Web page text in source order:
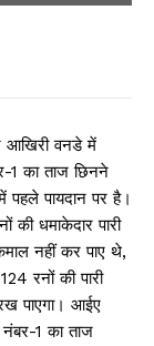
आखिरी वनडे में
1 का ताज छिनने
पहले पायदान पर है।
धमाकेदार पारी
नहीं कर पाए थे,
रनों की पारी
पाएगा। आईए
1 का ताज